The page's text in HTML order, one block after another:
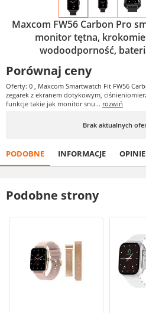
Maxcom FW56 Carbon Pro
monitor tętna,
wodoodporność,
Porównaj ceny
Oferty: 0 , Maxcom Smartwatch Fit FW56
zegarek z ekranem dotykowym,
funkcje takie jak monitor snu... rozwiń
Brak aktualnych
PODOBNE INFORMACJE OPINIE
Podobne strony